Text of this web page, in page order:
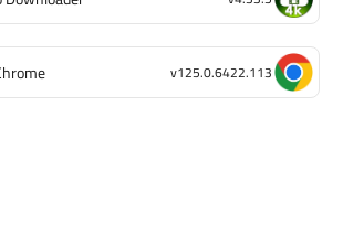
v125.0.6422.113